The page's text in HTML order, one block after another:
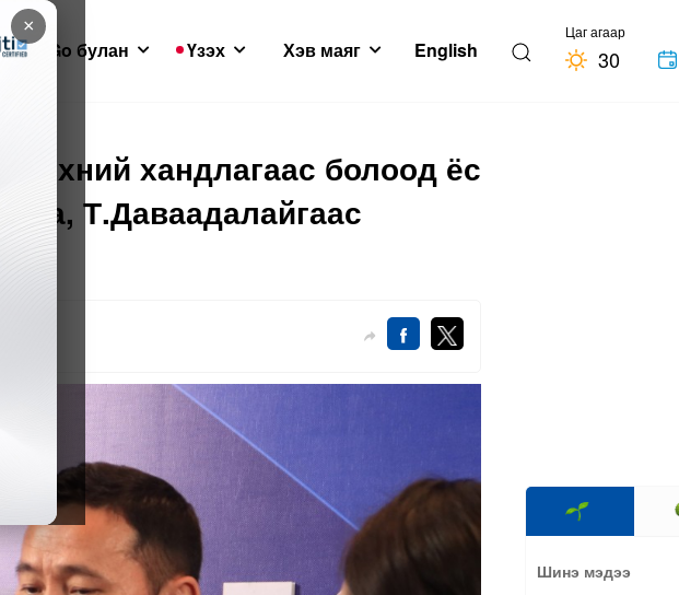
×
GoGo булан Үзэх Хэв маяг English
Цаг агаар
30
хандлагаас болоод ёс
Т.Даваадалайгаас
Шинэ мэдээ